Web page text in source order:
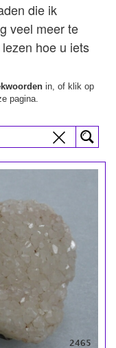
die ik
veel meer te
hoe u iets
in, of klik op
pagina.
2465